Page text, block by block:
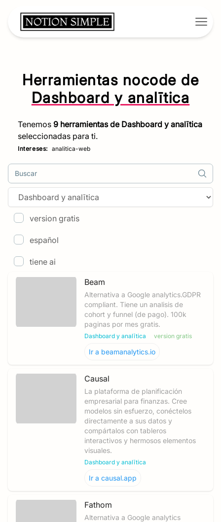
Herramientas nocode de
Dashboard y analītica
Tenemos 9 herramientas de Dashboard y analītica
seleccionadas para ti.
Intereses: analitica-web
Buscar
version gratis
español
tiene ai
Beam
Alternativa a Google analytics.GDPR
compliant. Tiene un analisis de
cohort y funnel (de pago). 100k
paginas por mes gratis.
Dashboard y analītica version gratis
Ir a beamanalytics.io
Causal
La plataforma de planificación
empresarial para finanzas. Cree
modelos sin esfuerzo, conéctelos
directamente a sus datos y
compártalos con tableros
interactivos y hermosos elementos
visuales.
Dashboard y analītica
Ir acausal.app
Fathom
Alternativa a Google analytics